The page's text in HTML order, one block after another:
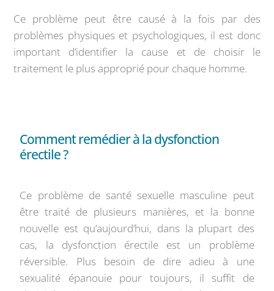
Ce problème peut être causé à la fois par des
problèmes physiques et psychologiques, il est donc
important d’identifier la cause et de choisir le
traitement le plus approprié pour chaque homme.
Comment remédier à la dysfonction
érectile ?
Ce problème de santé sexuelle masculine peut
être traité de plusieurs manières, et la bonne
nouvelle est qu’aujourd’hui, dans la plupart des
cas, la dysfonction érectile est un problème
réversible. Plus besoin de dire adieu à une
sexualité épanouie pour toujours, il suffit de